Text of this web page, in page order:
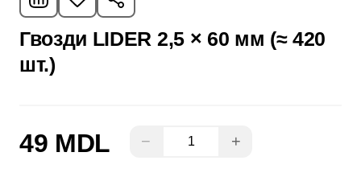
Гвозди LIDER 2,5 × 60 мм (≈ 420
шт.)
49 MDL − +